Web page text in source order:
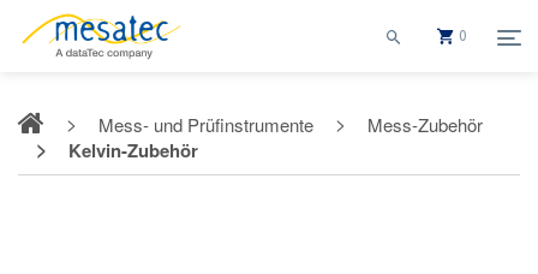
0
Mess- und Prüfinstrumente Mess-Zubehör
Kelvin-Zubehör